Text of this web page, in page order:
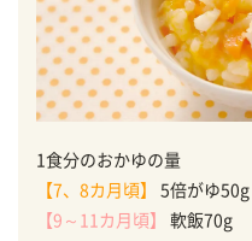
1食分のおかゆの量
【7、8カ月頃】
5倍がゆ50g
【9～11カ月頃】
軟飯70g